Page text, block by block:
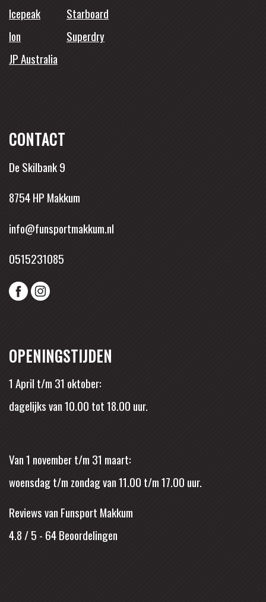
Icepeak
Starboard
Ion
Superdry
JP Australia
CONTACT
De Skilbank 9
8754 HP Makkum
info@funsportmakkum.nl
0515231085
OPENINGSTIJDEN
1 April t/m 31 oktober:
dagelijks van 10.00 tot 18.00 uur.
Van 1 november t/m 31 maart:
woensdag t/m zondag van 11.00 t/m 17.00 uur.
Reviews van Funsport Makkum
4.8 / 5 - 64Beoordelingen